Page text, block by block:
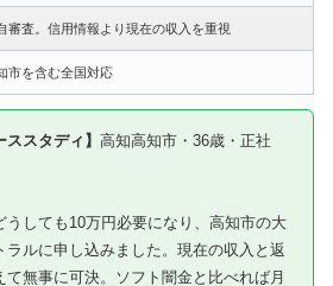
審査。信用情報より現在の収入を重視
市を含む全国対応
スタディ】 高知高知市・36歳・正社
うしても10万円必要になり、高知市の大
ルに申し込みました。現在の収入と返
無事に可決。ソフト闇金と比べれば月